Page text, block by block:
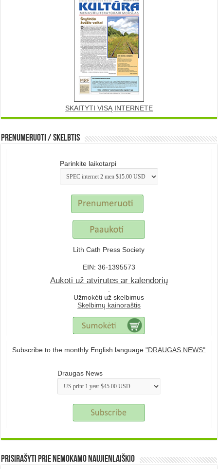
SKAITYTI VISĄ INTERNETE
Prenumeruoti / Skelbtis
Parinkite laikotarpi
Lith Cath Press Society
EIN: 36-1395573
Aukoti už atvirutes ar kalendorių
Užmokėti už skelbimus
Skelbimų kainoraštis
Subscribe to the monthly English language"DRAUGAS NEWS"
Draugas News
Prisirašyti prie nemokamo naujienlaiškio